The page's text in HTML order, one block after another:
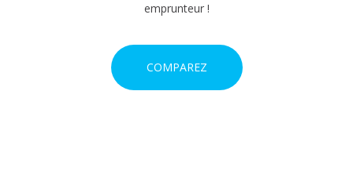
emprunteur !
COMPAREZ